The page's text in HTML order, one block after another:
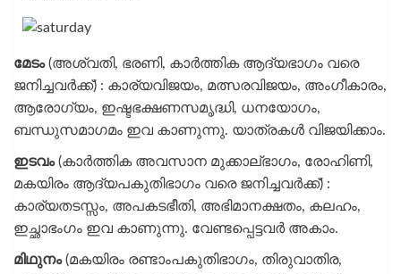
മേടം(അശ്വതി, ഭരണി, കാർത്തിക ആദ്യഭാഗം വരെ
ജനിച്ചവർക്ക്) : കാര്യവിജയം, മത്സരവിജയം, അംഗീകാരം,
ആരോഗ്യം, ഇഷ്ടഭക്ഷണസമൃദ്ധി, ധനയോഗം,
ബന്ധുസമാഗമം ഇവ കാണുന്നു. യാത്രകൾ വിജയിക്കാം.
ഇടവം(കാർത്തിക അവസാന മുക്കാല്ഭാഗം, രോഹിണി,
മകയിരം ആദ്യപകുതിഭാഗം വരെ ജനിച്ചവർക്ക്) :
കാര്യതടസ്സം, അപകടഭീതി, അഭിമാനക്ഷതം, കലഹം,
ഇച്ഛാഭംഗം ഇവ കാണുന്നു. വേണ്ടപ്പെട്ടവർ അകാം.
മിഥുനം(മകയിരം രണ്ടാംപകുതിഭാഗം, തിരുവാതിര,